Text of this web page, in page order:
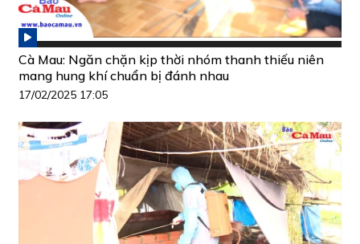
Cà Mau: Ngăn chặn kịp thời nhóm thanh thiếu niên
mang hung khí chuẩn bị đánh nhau
17/02/2025 17:05